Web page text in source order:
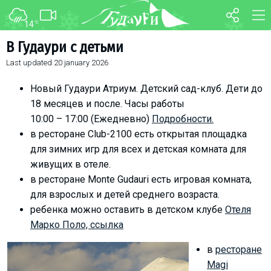
14°C
В Гудаури с детьми
Last updated 20 january 2026
Новый Гудаури Атриум. Детский сад-клуб. Дети до
18 месяцев и после. Часы работы
10:00 – 17:00 (Ежедневно) Подробности.
в ресторане Club-2100 есть открытая площадка
для зимних игр для всех и детская комната для
живущих в отеле.
в ресторане Monte Gudauri есть игровая комната,
для взрослых и детей среднего возраста.
ребенка можно оставить в детском клубе Отеля
Марко Поло, ссылка
в ресторане
Magi
FORUM
TRANSFER
About ski resort
Piste map
Ski pass
Ski instructors
Ski rent
Ski service
Kids in Gudauri
Après-ski
Events schedule
Join telegram
Gudauri
INFO